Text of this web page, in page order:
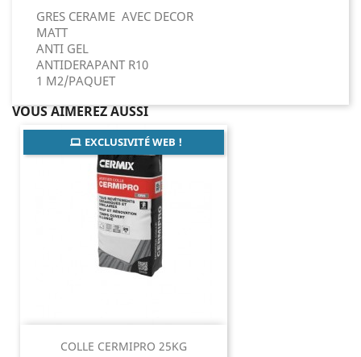
GRES CERAME AVEC DECOR
MATT
ANTI GEL
ANTIDERAPANT R10
1 M2/PAQUET
VOUS AIMEREZ AUSSI
COLLE CERMIPRO 25KG
EXCLUSIVITÉ WEB !